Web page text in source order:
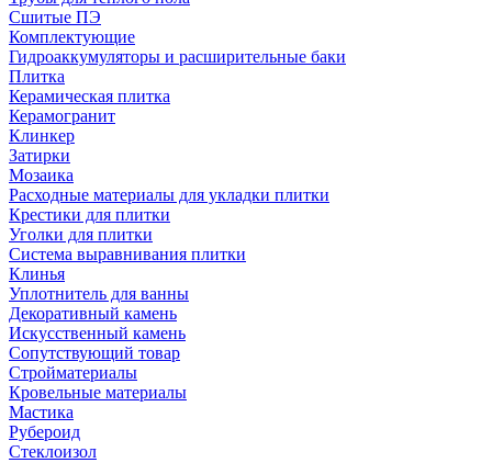
Сшитые ПЭ
Комплектующие
Гидроаккумуляторы и расширительные баки
Плитка
Керамическая плитка
Керамогранит
Клинкер
Затирки
Мозаика
Расходные материалы для укладки плитки
Крестики для плитки
Уголки для плитки
Система выравнивания плитки
Клинья
Уплотнитель для ванны
Декоративный камень
Искусственный камень
Сопутствующий товар
Стройматериалы
Кровельные материалы
Мастика
Рубероид
Стеклоизол